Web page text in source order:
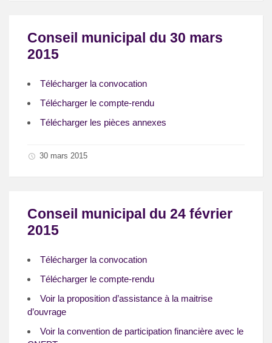
Conseil municipal du 30 mars
2015
Télécharger la convocation
Télécharger le compte-rendu
Télécharger les pièces annexes
30 mars 2015
Conseil municipal du 24 février
2015
Télécharger la convocation
Télécharger le compte-rendu
Voir la proposition d’assistance à la maitrise
d’ouvrage
Voir la convention de participation financière avec le